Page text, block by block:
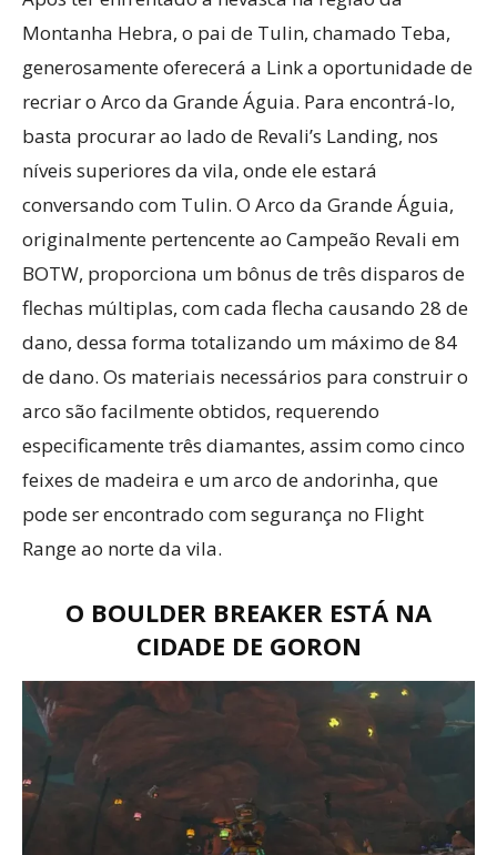
Montanha Hebra, o pai de Tulin, chamado Teba,
generosamente oferecerá a Link a oportunidade de
recriar o Arco da Grande Águia. Para encontrá-lo,
basta procurar ao lado de Revali’s Landing, nos
níveis superiores da vila, onde ele estará
conversando com Tulin. O Arco da Grande Águia,
originalmente pertencente ao Campeão Revali em
BOTW, proporciona um bônus de três disparos de
flechas múltiplas, com cada flecha causando 28 de
dano, dessa forma totalizando um máximo de 84
de dano. Os materiais necessários para construir o
arco são facilmente obtidos, requerendo
especificamente três diamantes, assim como cinco
feixes de madeira e um arco de andorinha, que
pode ser encontrado com segurança no Flight
Range ao norte da vila.
O BOULDER BREAKER ESTÁ NA
CIDADE DE GORON